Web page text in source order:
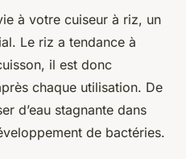
à votre cuiseur à riz, un
Le riz a tendance à
il est donc
chaque utilisation. De
d’eau stagnante dans
de bactéries.